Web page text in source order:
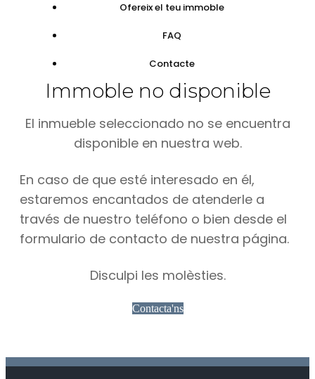
Ofereix el teu immoble
FAQ
Contacte
Immoble no disponible
El inmueble seleccionado no se encuentra
disponible en nuestra web.
En caso de que esté interesado en él,
estaremos encantados de atenderle a
través de nuestro teléfono o bien desde el
formulario de contacto de nuestra página.
Disculpi les molèsties.
Contacta'ns